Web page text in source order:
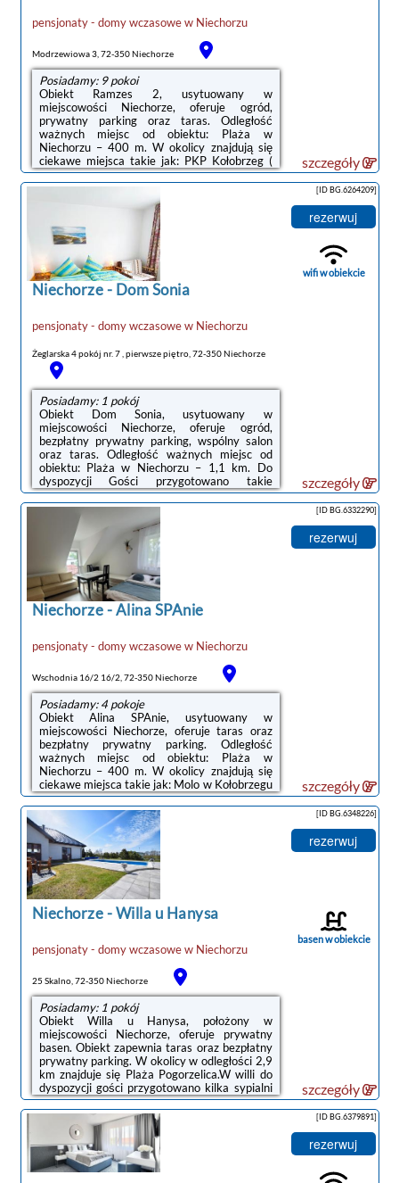
pensjonaty - domy wczasowew Niechorzu
Modrzewiowa 3, 72-350 Niechorze
Posiadamy: 9 pokoi
Obiekt Ramzes 2, usytuowany w
miejscowości Niechorze, oferuje ogród,
prywatny parking oraz taras. Odległość
ważnych miejsc od obiektu: Plaża w
Niechorzu – 400 m. W okolicy znajdują się
ciekawe miejsca takie jak: PKP Kołobrzeg (
47 km), Molo w Kołobrzegu ( 47 km), Ratusz (
47 km). Oferta pensjonatu B&B obejmuje
pokoje rodzinne.W każdym pokoju w obiekcie
znajduje się szafa, telewizor z płaskim
ekranem oraz prywatna łazienka. Pościel i
ręczniki są zapewnione. We wszystkich
pokojach w obiekcie zapewniono prywatną
łazienkę z prysznicem, a także bezpłatne Wi-
Fi. Wybrane opcje ...
szczegóły
Niechorze- Dom Sonia
pensjonaty - domy wczasowew Niechorzu
Żeglarska 4 pokój nr. 7 , pierwsze piętro, 72-350 Niechorze
Posiadamy: 1 pokój
Obiekt Dom Sonia, usytuowany w
miejscowości Niechorze, oferuje ogród,
bezpłatny prywatny parking, wspólny salon
oraz taras. Odległość ważnych miejsc od
obiektu: Plaża w Niechorzu – 1,1 km. Do
dyspozycji Gości przygotowano takie
udogodnienia, jak obsługa pokoju,
przechowalnia bagażu oraz bezpłatne Wi-Fi
we wszystkich pomieszczeniach. Obiekt jest
idealnym wyborem dla alergików. Odległość
ważnych miejsc od obiektu: PKP Kołobrzeg –
46 km.W każdej opcji zakwaterowania w
obiekcie znajduje się szafa, telewizor z
płaskim ekranem oraz prywatna łazienka.
Pościel i ręczniki są ...
[ID BG.6264209]
rezerwuj
wifi w obiekcie
szczegóły
Niechorze-Alina SPAnie
pensjonaty - domy wczasowew Niechorzu
Wschodnia 16/2 16/2, 72-350 Niechorze
Posiadamy: 4 pokoje
Obiekt Alina SPAnie, usytuowany w
miejscowości Niechorze, oferuje taras oraz
bezpłatny prywatny parking. Odległość
ważnych miejsc od obiektu: Plaża w
Niechorzu – 400 m. W okolicy znajdują się
ciekawe miejsca takie jak: Molo w Kołobrzegu
( 47 km), Ratusz ( 47 km), Klub golfowy
Amber Baltic ( 40 km). Obiekt jest idealnym
wyborem dla niepalących. Odległość ważnych
miejsc od obiektu: PKP Kołobrzeg – 47 km.W
każdej opcji zakwaterowania znajduje się
prywatna łazienka. W każdym pokoju w
obiekcie zapewniono prywatną
łazienkę.Odległość ważnych miejsc od
obiektu: Twierdza Kołobrzeg ...
[ID BG.6332290]
rezerwuj
szczegóły
Niechorze-Willa u Hanysa
pensjonaty - domy wczasowew Niechorzu
25 Skalno, 72-350 Niechorze
Posiadamy: 1 pokój
Obiekt Willa u Hanysa, położony w
miejscowości Niechorze, oferuje prywatny
basen. Obiekt zapewnia taras oraz bezpłatny
prywatny parking. W okolicy w odległości 2,9
km znajduje się Plaża Pogorzelica.W willi do
dyspozycji gości przygotowano kilka sypialni
(3) oraz kuchnię z lodówką i zmywarką.
Wyposażenie obejmuje też telewizor z
płaskim ekranem z dostępem do kanałów
satelitarnych.Odległość ważnych miejsc od
obiektu: PKP Kołobrzeg – 42 km, Molo w
Kołobrzegu – 43 km. Lotnisko Lotnisko
[ID BG.6348226]
rezerwuj
basen w obiekcie
szczegóły
[ID BG.6379891]
rezerwuj